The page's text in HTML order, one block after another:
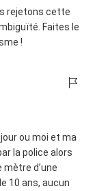
rejetons cette
Faites le
!
ou moi et ma
la police alors
d’une
10 ans, aucun